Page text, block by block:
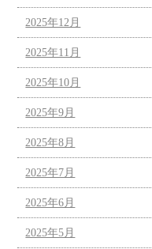
2025年12月
2025年11月
2025年10月
2025年9月
2025年8月
2025年7月
2025年6月
2025年5月